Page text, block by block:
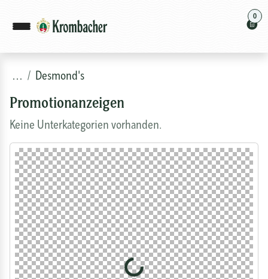
0
… Desmond's
Promotionanzeigen
Keine Unterkategorien vorhanden.
Loading...